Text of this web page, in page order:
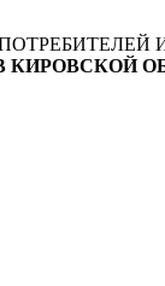
КИРОВСКОЙ